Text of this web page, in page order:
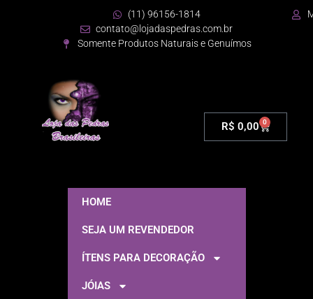
(11) 96156-1814
contato@lojadaspedras.com.br
Somente Produtos Naturais e Genuímos
R$ 0,00 0
HOME
SEJA UM REVENDEDOR
ÍTENS PARA DECORAÇÃO
JÓIAS